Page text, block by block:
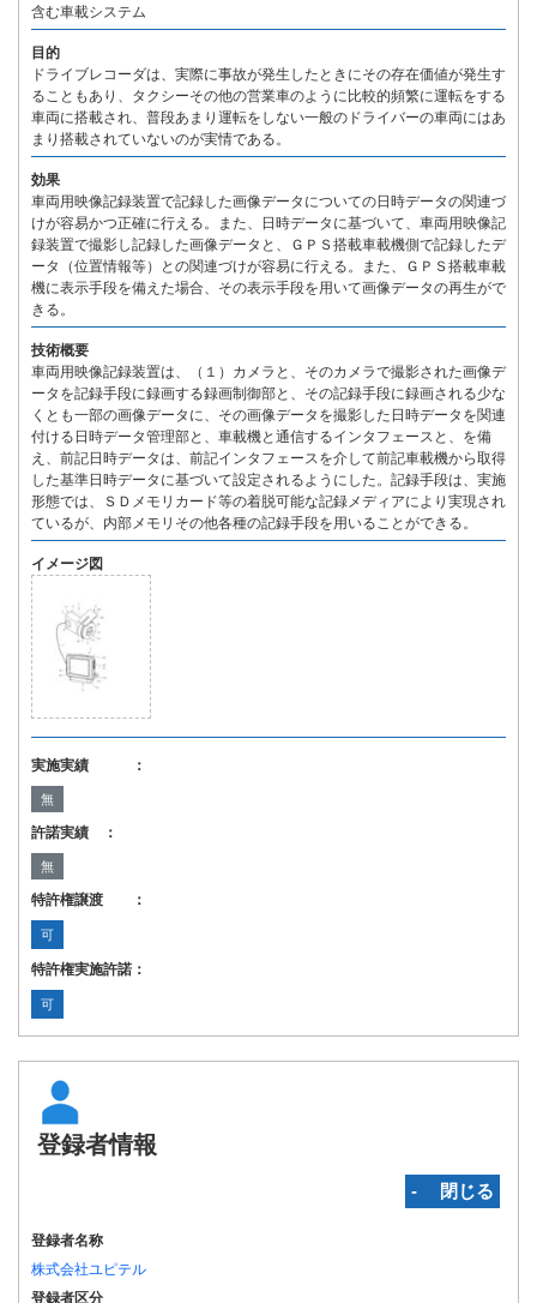
含む車載システム
目的
ドライブレコーダは、実際に事故が発生したときにその存在価値が発生す
ることもあり、タクシーその他の営業車のように比較的頻繁に運転をする
車両に搭載され、普段あまり運転をしない一般のドライバーの車両にはあ
まり搭載されていないのが実情である。
効果
車両用映像記録装置で記録した画像データについての日時データの関連づ
けが容易かつ正確に行える。また、日時データに基づいて、車両用映像記
録装置で撮影し記録した画像データと、ＧＰＳ搭載車載機側で記録したデ
ータ（位置情報等）との関連づけが容易に行える。また、ＧＰＳ搭載車載
機に表示手段を備えた場合、その表示手段を用いて画像データの再生がで
きる。
技術概要
車両用映像記録装置は、（１）カメラと、そのカメラで撮影された画像デ
ータを記録手段に録画する録画制御部と、その記録手段に録画される少な
くとも一部の画像データに、その画像データを撮影した日時データを関連
付ける日時データ管理部と、車載機と通信するインタフェースと、を備
え、前記日時データは、前記インタフェースを介して前記車載機から取得
した基準日時データに基づいて設定されるようにした。記録手段は、実施
形態では、ＳＤメモリカード等の着脱可能な記録メディアにより実現され
ているが、内部メモリその他各種の記録手段を用いることができる。
イメージ図
実施実績 ：
無
許諾実績 ：
無
特許権譲渡 ：
可
特許権実施許諾：
可
登録者情報
‐ 閉じる
登録者名称
株式会社ユピテル
登録者区分